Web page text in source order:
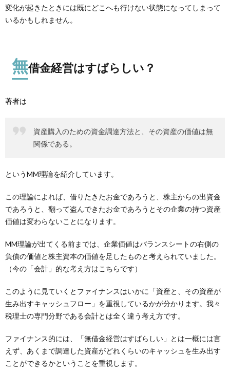
変化が起きたときには既にどこへも行けない状態になってしまって
いるかもしれません。
無借金経営はすばらしい？
著者は
資産購入のための資金調達方法と、その資産の価値は無
関係である。
というMM理論を紹介しています。
この理論によれば、借りたきたお金であろうと、株主からの出資金
であろうと、翻って盗んできたお金であろうとその企業の持つ資産
価値は変わらないことになります。
MM理論が出てくる前までは、企業価値はバランスシートの右側の
負債の価値と株主資本の価値を足したものと考えられていました。
（今の「会計」的な考え方はこちらです）
このように見ていくとファイナンスはいかに「資産と、その資産が
生み出すキャッシュフロー」を重視しているかが分かります。我々
税理士の専門分野である会計とは全く違う考え方です。
ファイナンス的には、「無借金経営はすばらしい」とは一概には言
えず、あくまで調達した資産がどれくらいのキャッシュを生み出す
ことができるかということを重視します。